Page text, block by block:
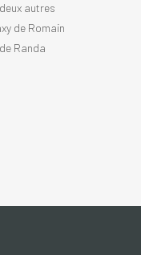
autres
de Romain
Randa